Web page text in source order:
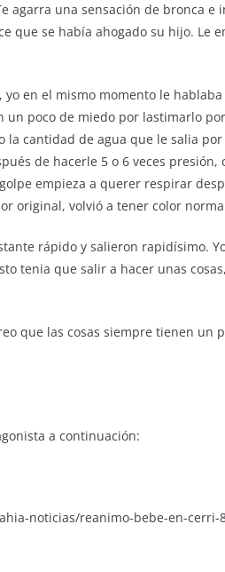
agarra una sensación de bronca
que se había ahogado su hijo. Le
yo en el mismo momento le
un poco de miedo por lastimarlo
la cantidad de agua que le salia
de hacerle 5 o 6 veces
empieza a querer respirar
original, volvió a tener color
rápido y salieron rapidísimo.
tenia que salir a hacer unas
que las cosas siempre tienen un
a continuación:
noticias/reanimo-bebe-en-cerri-